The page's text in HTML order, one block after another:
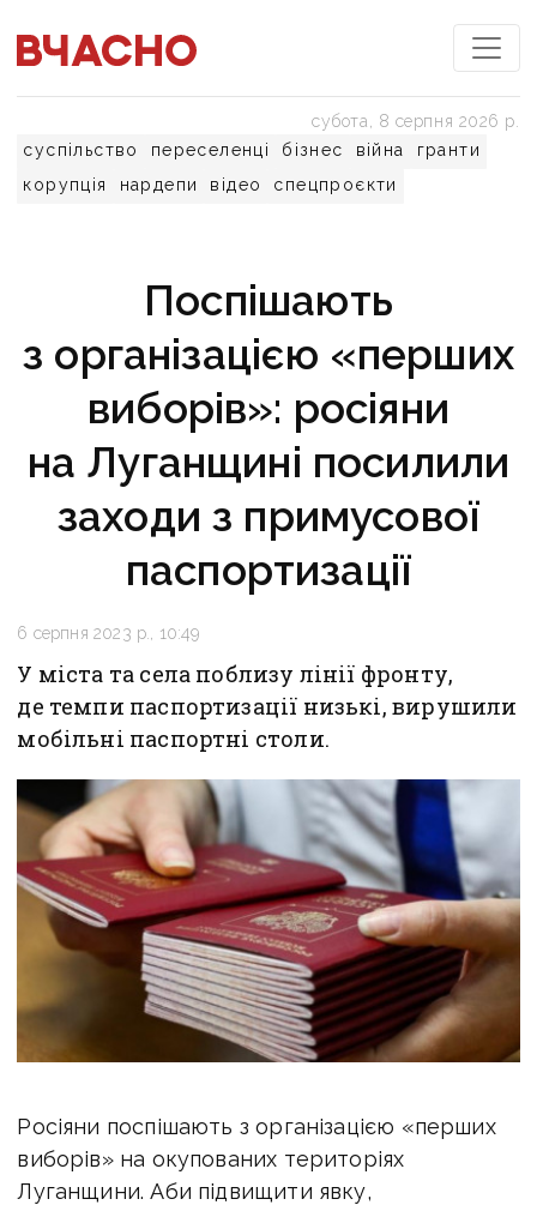
суспільство переселенці бізнес війна
гранти
корупція
нардепи відео спецпроєкти
субота, 8 серпня 2026 р.
Поспішають
з організацією «перших
виборів»: росіяни
на Луганщині посилили
заходи з примусової
паспортизації
6 серпня 2023 р., 10:49
У міста та села поблизу лінії фронту,
де темпи паспортизації низькі, вирушили
мобільні паспортні столи.
Росіяни поспішають з організацією «перших
виборів» на окупованих територіях
Луганщини. Аби підвищити явку,